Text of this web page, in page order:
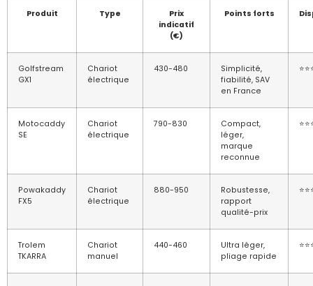
Produit Type
Prix
indicatif
(€)
Points forts
Golfstream
GX1
Chariot
électrique
430-480
Simplicité,
fiabilité, SAV
en France
Motocaddy
SE
Chariot
électrique
790-830
Compact,
léger,
marque
reconnue
Powakaddy
FX5
Chariot
électrique
880-950
Robustesse,
rapport
qualité-prix
Trolem
TKARRA
Chariot
manuel
440-460
Ultra léger,
pliage rapide